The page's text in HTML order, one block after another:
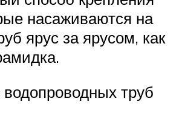
насаживаются на
ярус за ярусом, как
труб